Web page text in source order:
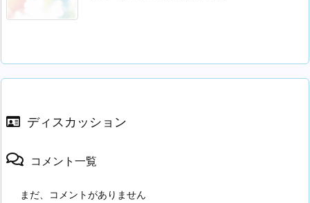
ディスカッション
コメント一覧
まだ、コメントがありません